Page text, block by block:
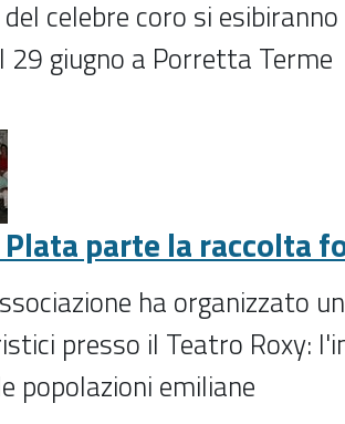
celebre coro si
29 giugno a Porretta Terme
parte la raccolta
ha organizzato
presso il Teatro Roxy:
popolazioni emiliane